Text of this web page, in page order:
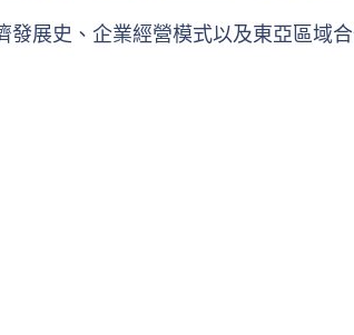
展史、企業經營模式以及東亞區域